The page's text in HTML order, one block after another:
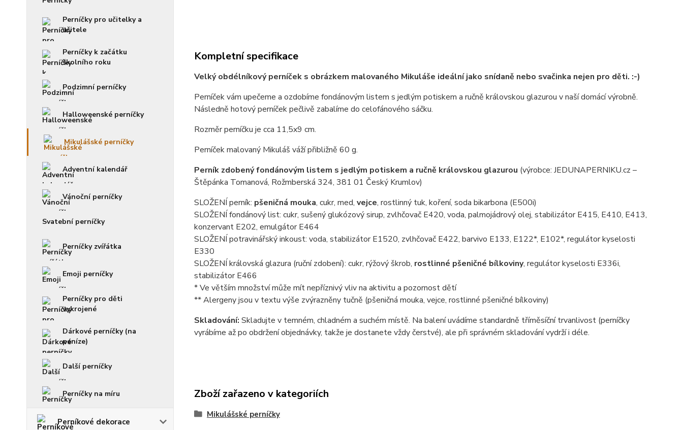
Perníčky pro učitelky a
učitele
Perníčky k začátku
školního roku
Podzimní perníčky
Halloweenské perníčky
Mikulášské perníčky
Adventní kalendář
Vánoční perníčky
Svatební perníčky
Perníčky zvířátka
Emoji perníčky
Perníčky pro děti
vykrojené
Dárkové perníčky (na
peníze)
Další perníčky
Perníčky na míru
Perníkové dekorace
Kompletní specifikace
Velký obdélníkový perníček s obrázkem malovaného Mikuláše ideální jako snídaně nebo svačinka nejen pro děti. :-)
Perníček vám upečeme a ozdobíme fondánovým listem s jedlým potiskem a ručně královskou glazurou v naší domácí výrobně.
Následně hotový perníček pečlivě zabalíme do celofánového sáčku.
Rozměr perníčku je cca 11,5x9 cm.
Perníček malovaný Mikuláš váží přibližně 60 g.
Perník zdobený fondánovým listem s jedlým potiskem a ručně královskou glazurou (výrobce: JEDUNAPERNIKU.cz –
Štěpánka Tomanová, Rožmberská 324, 381 01 Český Krumlov)
SLOŽENÍ perník: pšeničná mouka, cukr, med, vejce, rostlinný tuk, koření, soda bikarbona (E500i)
SLOŽENÍ fondánový list: cukr, sušený glukózový sirup, zvlhčovač E420, voda, palmojádrový olej, stabilizátor E415, E410, E413,
konzervant E202, emulgátor E464
SLOŽENÍ potravinářský inkoust: voda, stabilizátor E1520, zvlhčovač E422, barvivo E133, E122*, E102*, regulátor kyselosti
E330
SLOŽENÍ královská glazura (ruční zdobení): cukr, rýžový škrob, rostlinné pšeničné bílkoviny, regulátor kyselosti E336i,
stabilizátor E466
* Ve větším množství může mít nepříznivý vliv na aktivitu a pozornost dětí
** Alergeny jsou v textu výše zvýrazněny tučně (pšeničná mouka, vejce, rostlinné pšeničné bílkoviny)
Skladování: Skladujte v temném, chladném a suchém místě. Na balení uvádíme standardně tříměsíční trvanlivost (perníčky
vyrábíme až po obdržení objednávky, takže je dostanete vždy čerstvé), ale při správném skladování vydrží i déle.
Zboží zařazeno v kategoriích
Mikulášské perníčky